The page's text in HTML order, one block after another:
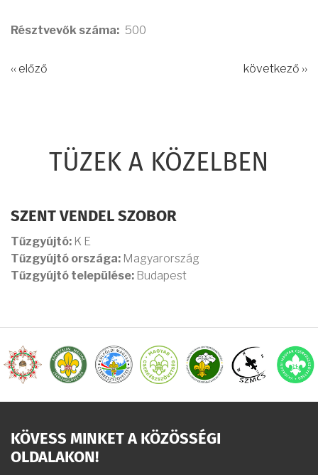
Résztvevők száma 500
‹‹ előző következő ››
TÜZEK A KÖZELBEN
SZENT VENDEL SZOBOR
Tűzgyújtó: K E
Tűzgyújtó országa: Magyarország
Tűzgyújtó települése: Budapest
KÖVESS MINKET A KÖZÖSSÉGI
OLDALAKON!